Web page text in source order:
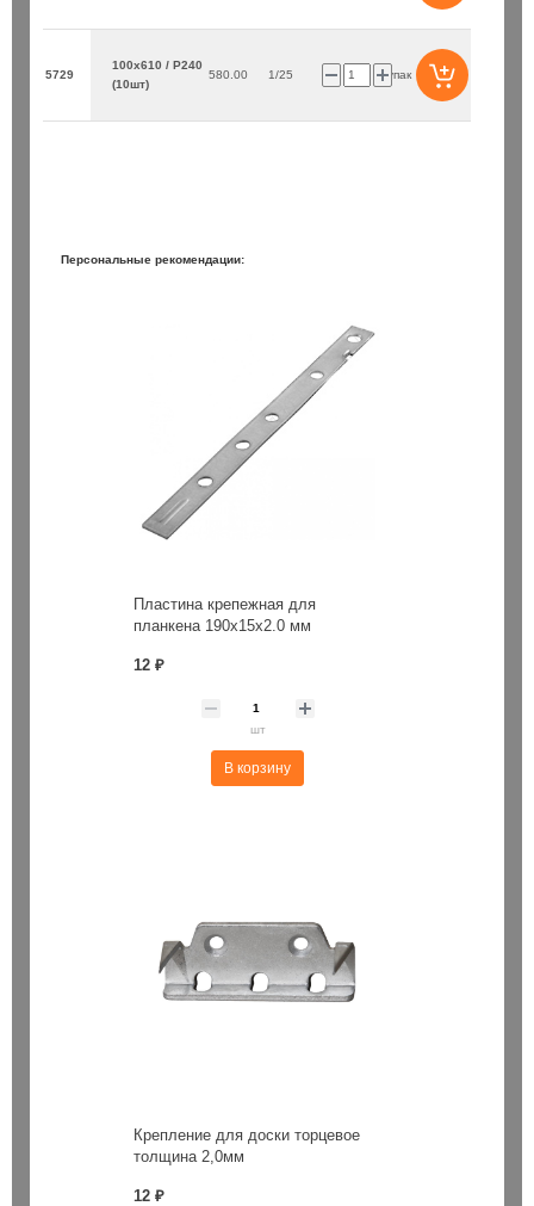
5729
100х610 / P240
(10шт)
580.00 1/25 упак
Персональные рекомендации:
Пластина крепежная для
планкена 190х15х2.0 мм
12 ₽
шт
В корзину
Крепление для доски торцевое
толщина 2,0мм
12 ₽